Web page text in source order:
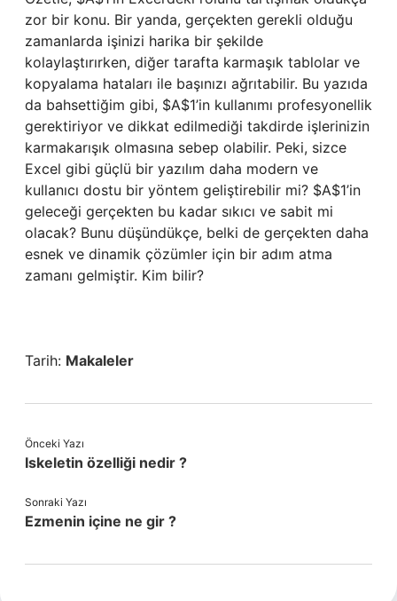
zor bir konu. Bir yanda, gerçekten gerekli olduğu
zamanlarda işinizi harika bir şekilde
kolaylaştırırken, diğer tarafta karmaşık tablolar ve
kopyalama hataları ile başınızı ağrıtabilir. Bu yazıda
da bahsettiğim gibi, $A$1’in kullanımı profesyonellik
gerektiriyor ve dikkat edilmediği takdirde işlerinizin
karmakarışık olmasına sebep olabilir. Peki, sizce
Excel gibi güçlü bir yazılım daha modern ve
kullanıcı dostu bir yöntem geliştirebilir mi? $A$1’in
geleceği gerçekten bu kadar sıkıcı ve sabit mi
olacak? Bunu düşündükçe, belki de gerçekten daha
esnek ve dinamik çözümler için bir adım atma
zamanı gelmiştir. Kim bilir?
Tarih: Makaleler
Önceki Yazı
Iskeletin özelliği nedir ?
Sonraki Yazı
Ezmenin içine ne gir ?